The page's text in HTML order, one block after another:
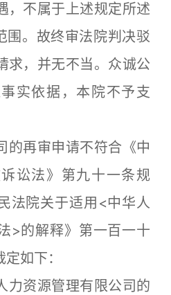
，不属于上述规定所述
围。故终审法院判决驳
求，并无不当。众诚公
实依据，本院不予支
再审申请不符合《中
讼法》第九十一条规
法院关于适用<中华人
>的解释》第一百一十
如下：
资源管理有限公司的